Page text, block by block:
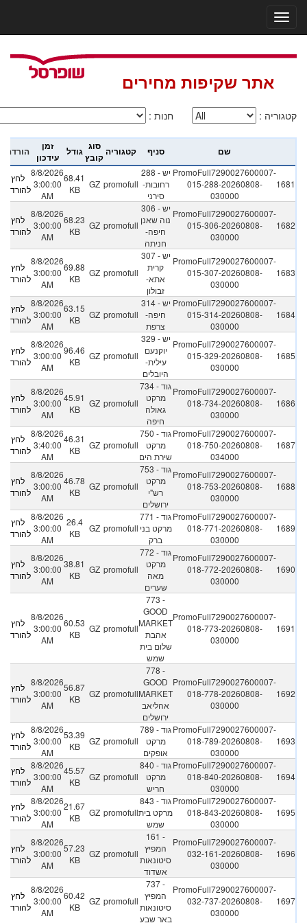
אתר שקיפות מחירים
: חנות : קטגוריה
הורדה
זמן
עידכון
גודל סוג
קובץקטגוריה סניף שם
לחץ
להורדה
8/8/2026
3:00:00
AM
68.41
KB
GZ promofull
288 - יש
רחובות-
סירני
PromoFull7290027600007-
015-288-20260808-
030000
1681
לחץ
להורדה
8/8/2026
3:00:00
AM
68.23
KB
GZ promofull
306 - יש
נוה שאנן
חיפה-
חניתה
PromoFull7290027600007-
015-306-20260808-
030000
1682
לחץ
להורדה
8/8/2026
3:00:00
AM
69.88
KB
GZ promofull
307 - יש
קרית
אתא-
זבולון
PromoFull7290027600007-
015-307-20260808-
030000
1683
לחץ
להורדה
8/8/2026
3:00:00
AM
63.15
KB
GZ promofull
314 - יש
חיפה-
צרפת
PromoFull7290027600007-
015-314-20260808-
030000
1684
לחץ
להורדה
8/8/2026
3:00:00
AM
96.46
KB
GZ promofull
329 - יש
יוקנעם
עילית-
היובלים
PromoFull7290027600007-
015-329-20260808-
030000
1685
לחץ
להורדה
8/8/2026
3:00:00
AM
45.91
KB
GZ promofull
734 - גוד
מרקט
גאולה
חיפה
PromoFull7290027600007-
018-734-20260808-
030000
1686
לחץ
להורדה
8/8/2026
3:40:00
AM
46.31
KB
GZ promofull
750 - גוד
מרקט
שירת הים
PromoFull7290027600007-
018-750-20260808-
034000
1687
לחץ
להורדה
8/8/2026
3:00:00
AM
46.78
KB
GZ promofull
753 - גוד
מרקט
רש"י
ירושלים
PromoFull7290027600007-
018-753-20260808-
030000
1688
לחץ
להורדה
8/8/2026
3:00:00
AM
26.4
KB
GZ promofull
771 - גוד
מרקט בני
ברק
PromoFull7290027600007-
018-771-20260808-
030000
1689
לחץ
להורדה
8/8/2026
3:00:00
AM
38.81
KB
GZ promofull
772 - גוד
מרקט
מאה
שערים
PromoFull7290027600007-
018-772-20260808-
030000
1690
לחץ
להורדה
8/8/2026
3:00:00
AM
60.53
KB
GZ promofull
773 -
GOOD
MARKET
אהבת
שלום בית
שמש
PromoFull7290027600007-
018-773-20260808-
030000
1691
לחץ
להורדה
8/8/2026
3:00:00
AM
56.87
KB
GZ promofull
778 -
GOOD
MARKET
אהליאב
ירושלים
PromoFull7290027600007-
018-778-20260808-
030000
1692
לחץ
להורדה
8/8/2026
3:00:00
AM
53.39
KB
GZ promofull
789 - גוד
מרקט
אופקים
PromoFull7290027600007-
018-789-20260808-
030000
1693
לחץ
להורדה
8/8/2026
3:00:00
AM
45.57
KB
GZ promofull
840 - גוד
מרקט
חריש
PromoFull7290027600007-
018-840-20260808-
030000
1694
לחץ
להורדה
8/8/2026
3:00:00
AM
21.67
KB
GZ promofull
843 - גוד
מרקט בית
שמש
PromoFull7290027600007-
018-843-20260808-
030000
1695
לחץ
להורדה
8/8/2026
3:00:00
AM
57.23
KB
GZ promofull
161 -
המפיץ
סיטונאות
אשדוד
PromoFull7290027600007-
032-161-20260808-
030000
1696
לחץ
להורדה
8/8/2026
3:00:00
AM
60.42
KB
GZ promofull
737 -
המפיץ
סיטונאות
באר שבע
PromoFull7290027600007-
032-737-20260808-
030000
1697